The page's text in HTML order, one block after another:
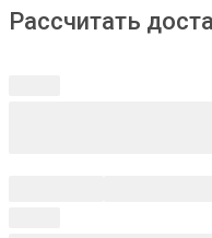
Рассчитать